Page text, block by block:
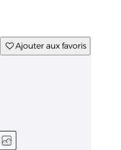
Ajouter aux favoris